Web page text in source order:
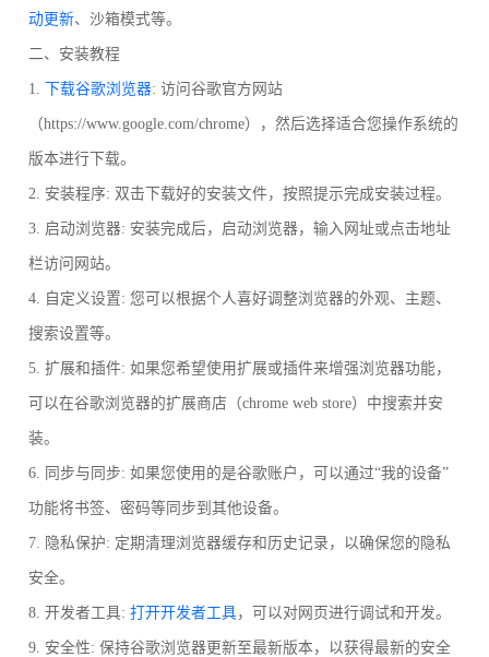
动更新、沙箱模式等。
二、安装教程
1. 下载谷歌浏览器: 访问谷歌官方网站
（https://www.google.com/chrome），然后选择适合您操作系统的
版本进行下载。
2. 安装程序: 双击下载好的安装文件，按照提示完成安装过程。
3. 启动浏览器: 安装完成后，启动浏览器，输入网址或点击地址
栏访问网站。
4. 自定义设置: 您可以根据个人喜好调整浏览器的外观、主题、
搜索设置等。
5. 扩展和插件: 如果您希望使用扩展或插件来增强浏览器功能，
可以在谷歌浏览器的扩展商店（chrome web store）中搜索并安
装。
6. 同步与同步: 如果您使用的是谷歌账户，可以通过“我的设备”
功能将书签、密码等同步到其他设备。
7. 隐私保护: 定期清理浏览器缓存和历史记录，以确保您的隐私
安全。
8. 开发者工具: 打开开发者工具，可以对网页进行调试和开发。
9. 安全性: 保持谷歌浏览器更新至最新版本，以获得最新的安全